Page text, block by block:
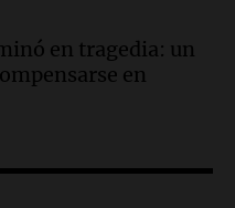
en Mendoza:
tras caída de
en tragedia: un
en